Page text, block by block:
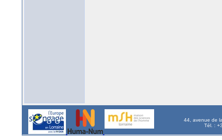
44, avenue de
Tél. :